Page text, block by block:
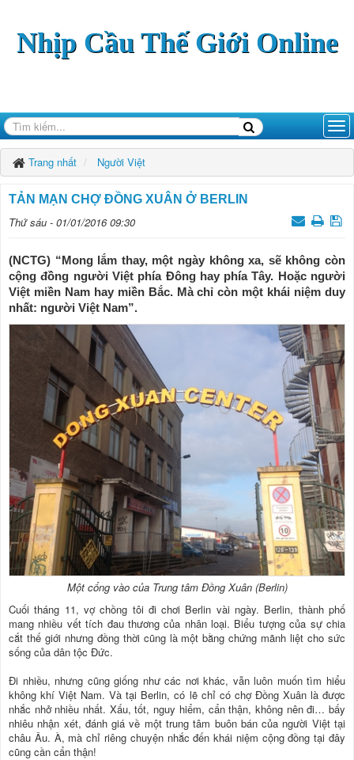
Nhịp Cầu Thế Giới Online
Trang nhất Người Việt
TẢN MẠN CHỢ ĐỒNG XUÂN Ở BERLIN
Thứ sáu - 01/01/2016 09:30
(NCTG) “Mong lắm thay, một ngày không xa, sẽ không còn
cộng đồng người Việt phía Đông hay phía Tây. Hoặc người
Việt miền Nam hay miền Bắc. Mà chỉ còn một khái niệm duy
nhất: người Việt Nam”.
Một cổng vào của Trung tâm Đồng Xuân (Berlin)
Cuối tháng 11, vợ chồng tôi đi chơi Berlin vài ngày. Berlin, thành phố
mang nhiều vết tích đau thương của nhân loại. Biểu tượng của sự chia
cắt thế giới nhưng đồng thời cũng là một bằng chứng mãnh liệt cho sức
sống của dân tộc Đức.
Đi nhiều, nhưng cũng giống như các nơi khác, vẫn luôn muốn tìm hiểu
không khí Việt Nam. Và tại Berlin, có lẽ chỉ có chợ Đồng Xuân là được
nhắc nhở nhiều nhất. Xấu, tốt, nguy hiểm, cẩn thận, không nên đi… bấy
nhiêu nhận xét, đánh giá về một trung tâm buôn bán của người Việt tại
châu Âu. À, mà chỉ riêng chuyện nhắc đến khái niệm cộng đồng tại đây
cũng cần cẩn thận!